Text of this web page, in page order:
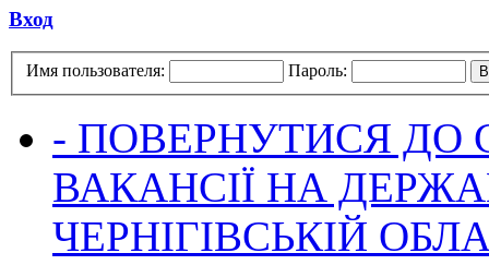
Вход
Имя пользователя: Пароль:
- ПОВЕРНУТИСЯ ДО
ВАКАНСІЇ НА
ЧЕРНІГІВСЬКІЙ